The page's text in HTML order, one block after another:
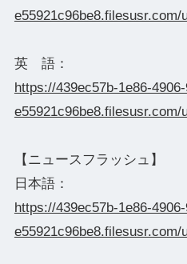
e55921c96be8.filesusr.com/
英 語：
https://439ec57b-1e86-
e55921c96be8.filesusr.com/
【ニュースフラッシュ】
日本語：
https://439ec57b-1e86-
e55921c96be8.filesusr.com/